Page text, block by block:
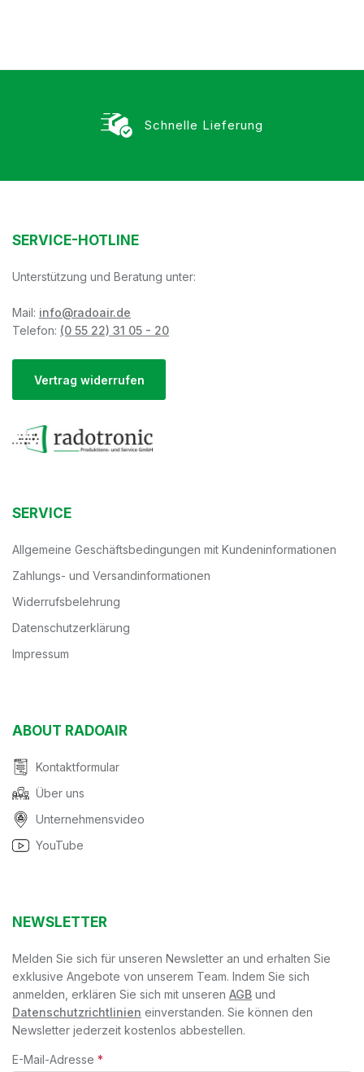
Schnelle Lieferung
SERVICE-HOTLINE
Unterstützung und Beratung unter:
Mail: info@radoair.de
Telefon: (0 55 22) 31 05 - 20
Vertrag widerrufen
SERVICE
Allgemeine Geschäftsbedingungen mit Kundeninformationen
Zahlungs- und Versandinformationen
Widerrufsbelehrung
Datenschutzerklärung
Impressum
ABOUT RADOAIR
Kontaktformular
Über uns
Unternehmensvideo
YouTube
NEWSLETTER
Melden Sie sich für unseren Newsletter an und erhalten Sie
exklusive Angebote von unserem Team. Indem Sie sich
anmelden, erklären Sie sich mit unseren AGB und
Datenschutzrichtlinien einverstanden. Sie können den
Newsletter jederzeit kostenlos abbestellen.
E-Mail-Adresse *